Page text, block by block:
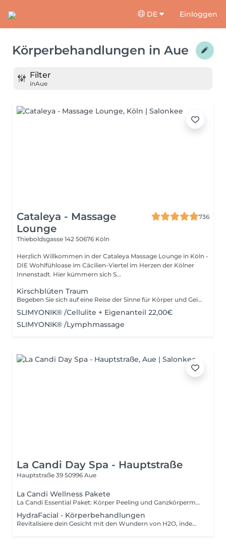
DE Einloggen
Körperbehandlungen in Aue
Filter
inAue
Cataleya - Massage
Lounge
736
Thieboldsgasse 142 50676 Köln
Herzlich Willkommen in der Cataleya Massage Lounge in Köln -
DIE Wohlfühloase im Cäcilien-Viertel im Herzen der Kölner
Innenstadt. Hier kümmern sich S...
Kirschblüten Traum
Begeben Sie sich auf eine Reise der Sinne für Körper und Geist - Gönnen Sie sich eine Auszeit. Reinigendes Ganzkörper- Peeling mit einem speziellen Sisal-Massage-Handschuh Entspannende Ganzkörpermassage mit dem kostbaren Kirschblütenöl Intensiv-pflegende Hand- und Fuß- Massage mit der Massagekerze
SLIMYONIK® /Cellulite + Eigenanteil 22,00€
SLIMYONIK® /Lymphmassage
La Candi Day Spa - Hauptstraße
Hauptstraße 39 50996 Aue
La Candi Wellness Pakete
La Candi Essential Paket: Körper Peeling und Ganzkörpermassage. La Candi Wellness Paket: Ganzkörpermassage, Gesichtsbehandlung und Maniküre ODER Pediküre. La Candi Golden Paket: Körper Peeling, Ganzkörpermassage und Gesichtsbehandlung. La Candi Platinum Paket: Körper Peeling, Ganzkörpermassage, Sauerstoff-Gesichtsbehandlung und Maniküre. La Candi Luxury Paket: Champagner-Empfang und während der gesamten Behandlungszeit, Körperpeeling, Ganzkörpermassage, MBR Gesichtsbehandlung, Maniküre, Pediküre, Rosenbad und Kulinarische Verpflegung. La Candi Diamant Wellness Paket: Hydrafacial Gold, Sauerstofftherapie, Körper Peeling, Ganzkörpermassage, Spa Maniküre und Spa Pediküre, schöne Verpflegung, Champagner, Orangensaft frisch gepresst.
HydraFacial - Körperbehandlungen
Revitalisiere dein Gesicht mit den Wundern von H2O, indem du dich für eine feuchtigkeitsspendende Gesichtsbehandlung entscheidest, die deinen Teint aufhellt und dir ein jugendliches, taufrisches Aussehen verleiht. Was erwartet dich? Eine feuchtigkeitsspendende Gesichtsbehandlung verwendet wasserbasierte und feuchtigkeitsreiche Inhaltsstoffe und kombiniert Reinigung, Peeling und eine feuchtigkeitsspendende Maske, um deine Haut zu nähren und ihren natürlichen Wassergehalt wiederherzustellen. Was sind die Vorteile? Ob durch eisigen Winterwind oder sengende Sommerhitze, die Elemente können unsere Haut trocken, schuppig und anfällig für Irritationen machen. Eine feuchtigkeitsspendende Gesichtsbehandlung schließt die Feuchtigkeit in den Hautschichten ein und sorgt für eine seidig glatte Haut und einen strahlenden Teint.